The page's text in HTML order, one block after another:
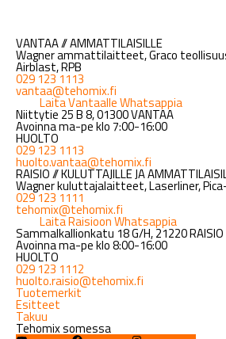
VANTAA // AMMATTILAISILLE
Wagner ammattilaitteet, Graco
Airblast, RPB
029 123 1113
vantaa@tehomix.fi
Laita Vantaalle Whatsappia
Niittytie 25 B 8, 01300 VANTAA
Avoinna ma-pe klo 7:00-16:00
HUOLTO
029 123 1113
huolto.vantaa@tehomix.fi
RAISIO // KULUTTAJILLE JA
Wagner kuluttajalaitteet, Laserliner,
029 123 1111
tehomix@tehomix.fi
Laita Raisioon Whatsappia
Sammalkallionkatu 18 G/H, 21220 RAISIO
Avoinna ma-pe klo 8:00-16:00
HUOLTO
029 123 1112
huolto.raisio@tehomix.fi
Tuotemerkit
Esitteet
Takuu
Tehomix somessa